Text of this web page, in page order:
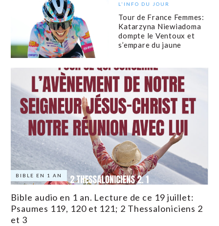
L'INFO DU JOUR
Tour de France Femmes:
Katarzyna Niewiadoma
dompte le Ventoux et
s’empare du jaune
BIBLE EN 1 AN
Bible audio en 1 an. Lecture de ce 19 juillet:
Psaumes 119, 120 et 121; 2 Thessaloniciens 2
et 3